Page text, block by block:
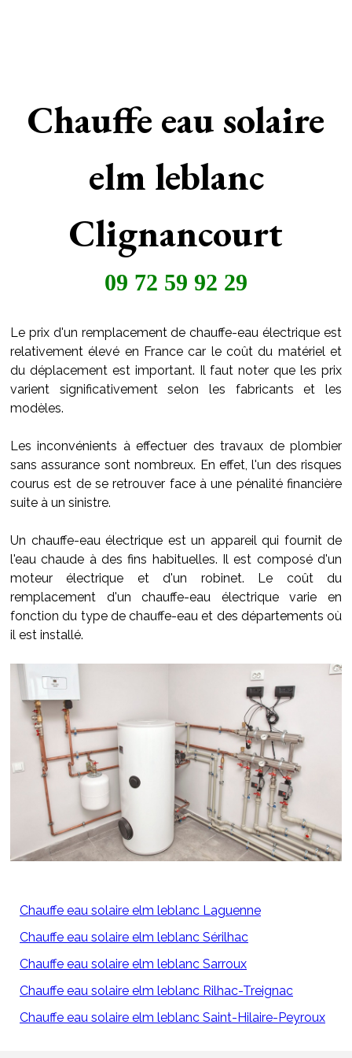
Chauffe eau solaire
elm leblanc
Clignancourt
09 72 59 92 29
Le prix d'un remplacement de chauffe-eau électrique est
relativement élevé en France car le coût du matériel et
du déplacement est important. Il faut noter que les prix
varient significativement selon les fabricants et les
modèles.
Les inconvénients à effectuer des travaux de plombier
sans assurance sont nombreux. En effet, l'un des risques
courus est de se retrouver face à une pénalité financière
suite à un sinistre.
Un chauffe-eau électrique est un appareil qui fournit de
l'eau chaude à des fins habituelles. Il est composé d'un
moteur électrique et d'un robinet. Le coût du
remplacement d'un chauffe-eau électrique varie en
fonction du type de chauffe-eau et des départements où
il est installé.
Chauffe eau solaire elm leblanc Laguenne
Chauffe eau solaire elm leblanc Sérilhac
Chauffe eau solaire elm leblanc Sarroux
Chauffe eau solaire elm leblanc Rilhac-Treignac
Chauffe eau solaire elm leblanc Saint-Hilaire-Peyroux